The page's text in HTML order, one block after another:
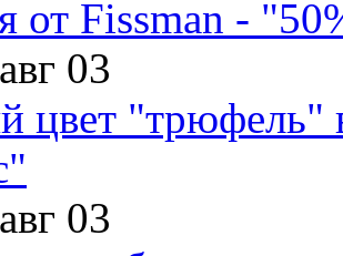
от Fissman -
03
цвет "трюфель"
03